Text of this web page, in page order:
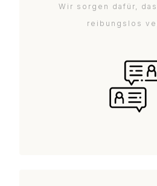
Wir sorgen dafür,
reibungslos